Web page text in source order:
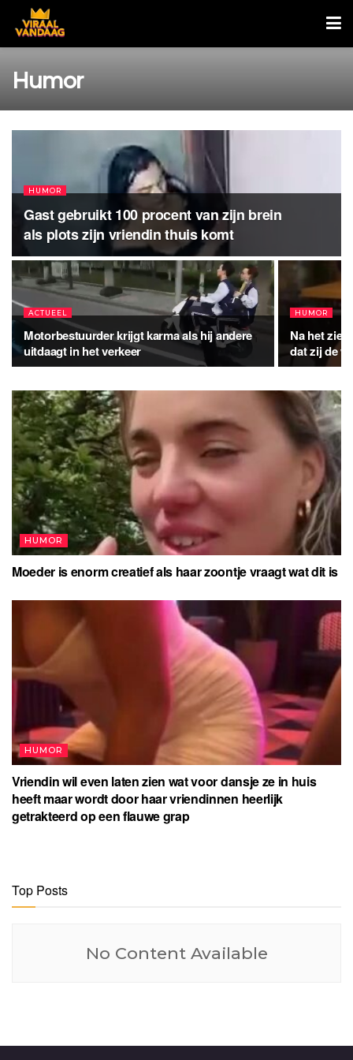
Humor
HUMOR
Gast gebruikt 100 procent van zijn brein
als plots zijn vriendin thuis komt
ACTUEEL
Motorbestuurder krijgt karma als hij andere
uitdaagt in het verkeer
HUMOR
Na het
dat zij de
HUMOR
Moeder is enorm creatief als haar zoontje vraagt wat dit is
HUMOR
Vriendin wil even laten zien wat voor dansje ze in huis
heeft maar wordt door haar vriendinnen heerlijk
getrakteerd op een flauwe grap
Top Posts
No Content Available